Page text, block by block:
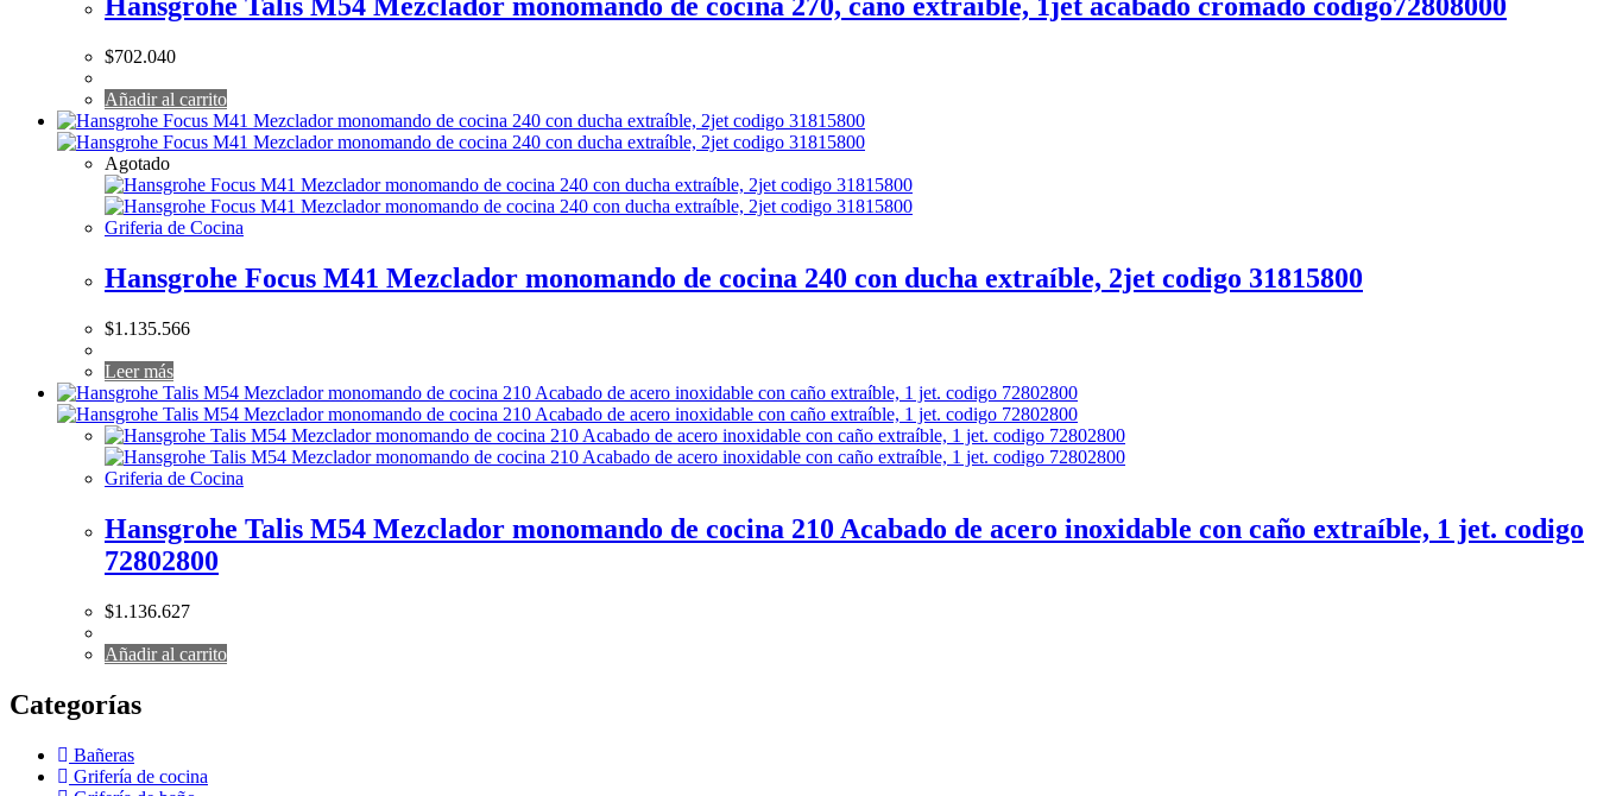
Hansgrohe Talis M54 Mezclador monomando de cocina 270, caño extraíble, 1jet acabado cromado codigo72808000
$702.040
Añadir al carrito
Agotado
Griferia de Cocina
Hansgrohe Focus M41 Mezclador monomando de cocina 240 con ducha extraíble, 2jet codigo 31815800
$1.135.566
Leer más
Griferia de Cocina
Hansgrohe Talis M54 Mezclador monomando de cocina 210 Acabado de acero inoxidable con caño extraíble, 1 jet. codigo
72802800
$1.136.627
Añadir al carrito
Categorías
Bañeras
Grifería de cocina